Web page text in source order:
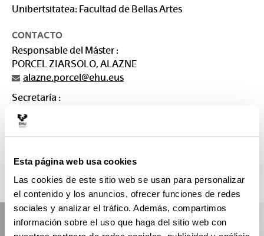
Esta página web usa cookies
Las cookies de este sitio web se usan para personalizar
el contenido y los anuncios, ofrecer funciones de redes
sociales y analizar el tráfico. Además, compartimos
información sobre el uso que haga del sitio web con
Unibertsitatea: Facultad de Bellas Artes
CONTACTO
Responsable del Máster :
PORCEL ZIARSOLO, ALAZNE
alazne.porcel@ehu.eus
Secretaría :
SECRETARÍA DE MASTERES Bellas Artes
arteederrak.masterra@ehu.es
946 01 2983.